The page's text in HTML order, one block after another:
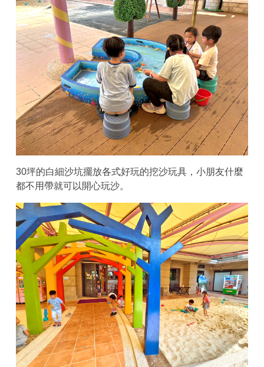
30坪的白細沙坑擺放各式好玩的挖沙玩具，小朋友什麼
都不用帶就可以開心玩沙。